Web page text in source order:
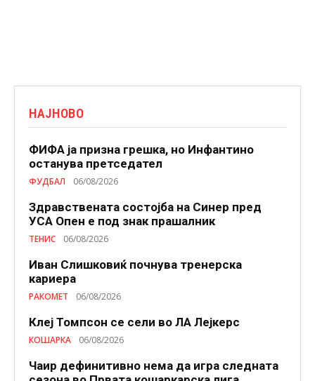
НАЈНОВО
ФИФА ја призна грешка, но Инфантино
останува претседател
ФУДБАЛ 06/08/2026
Здравствената состојба на Синер пред
УСА Опен е под знак прашалник
ТЕНИС 06/08/2026
Иван Слишковиќ почнува тренерска
кариера
РАКОМЕТ 06/08/2026
Клеј Томпсон се сели во ЛА Лејкерс
КОШАРКА 06/08/2026
Чаир дефинитивно нема да игра следната